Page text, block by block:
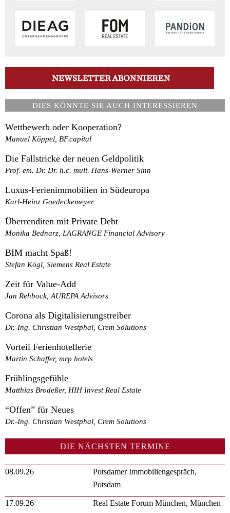
DIES KÖNNTE SIE AUCH INTERESSIEREN
Wettbewerb oder Kooperation?
Manuel Köppel, BF.capital
Die Fallstricke der neuen Geldpolitik
Prof. em. Dr. Dr. h.c. mult. Hans-Werner Sinn
Luxus-Ferienimmobilien in Südeuropa
Karl-Heinz Goedeckemeyer
Überrenditen mit Private Debt
Monika Bednarz, LAGRANGE Financial Advisory
BIM macht Spaß!
Stefan Kögl, Siemens Real Estate
Zeit für Value-Add
Jan Rehbock, AUREPA Advisors
Corona als Digitalisierungstreiber
Dr.-Ing. Christian Westphal, Crem Solutions
Vorteil Ferienhotellerie
Martin Schaffer, mrp hotels
Frühlingsgefühle
Matthias Brodeßer, HIH Invest Real Estate
“Offen” für Neues
Dr.-Ing. Christian Westphal, Crem Solutions
DIE NÄCHSTEN TERMINE
08.09.26
Potsdamer Immobiliengespräch,
Potsdam
17.09.26 Real Estate Forum München, München